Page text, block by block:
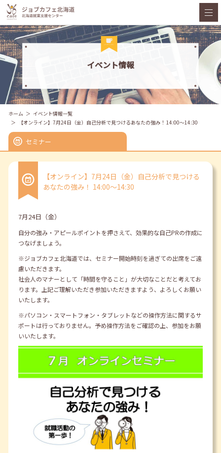
イベント情報
ホーム
イベント情報一覧
【オンライン】7月24日（金）自己分析で見つけるあなたの強み！ 14:00～14:30
セミナー
【オンライン】7月24日（金）自己分析で見つける
あなたの強み！ 14:00～14:30
7月24日（金）
自分の強み・アピールポイントを押さえて、効果的な自己PRの作成に
つなげましょう。
※ジョブカフェ北海道では、セミナー開始時刻を過ぎての出席をご遠
慮いただきます。
社会人のマナーとして「時間を守ること」が大切なことだと考えてお
ります。上記ご理解いただき参加いただきますよう、よろしくお願い
いたします。
※パソコン・スマートフォン・タブレットなどの操作方法に関するサ
ポートは行っておりません。予め操作方法をご確認の上、参加をお願
いいたします。